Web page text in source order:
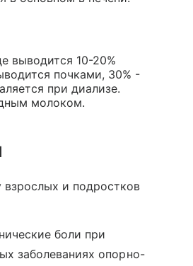
выводится 10-20%
почками, 30% -
при диализе.
молоком.
и подростков
боли при
заболеваниях опорно-